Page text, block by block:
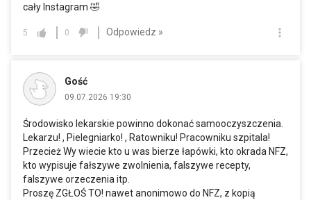
cały Instagram 🤣
5 0 Odpowiedz »
Gość
09.07.2026 19:30
Środowisko lekarskie powinno dokonać samooczyszczenia.
Lekarzu! , Pielegniarko! , Ratowniku! Pracowniku szpitala!
Przecież Wy wiecie kto u was bierze łapówki, kto okrada NFZ,
kto wypisuje fałszywe zwolnienia, falszywe recepty,
falszywe orzeczenia itp.
Proszę ZGŁOŚ TO! nawet anonimowo do NFZ, z kopią